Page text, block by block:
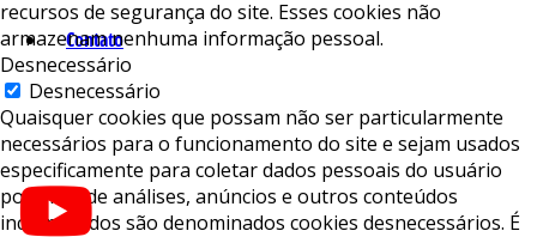
Contato
recursos de segurança do site. Esses cookies não
armazenam nenhuma informação pessoal.
Desnecessário
Desnecessário
Quaisquer cookies que possam não ser particularmente
necessários para o funcionamento do site e sejam usados ​​
especificamente para coletar dados pessoais do usuário
por meio de análises, anúncios e outros conteúdos
incorporados são denominados cookies desnecessários. É